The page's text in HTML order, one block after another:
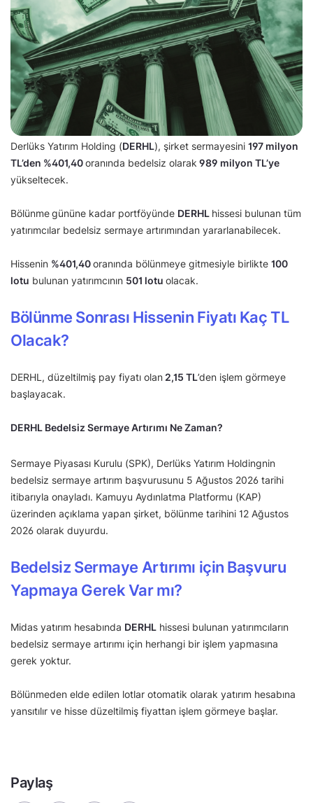
Derlüks Yatırım Holding (DERHL), şirket sermayesini 197 milyon
TL’den %401,40oranında bedelsiz olarak 989 milyon TL’ye
yükseltecek.
Bölünmegününe kadar portföyünde DERHL hissesi bulunan tüm
yatırımcılar bedelsiz sermaye artırımından yararlanabilecek.
Hissenin %401,40oranında bölünmeye gitmesiyle birlikte 100
lotu bulunan yatırımcının 501 lotu olacak.
Bölünme Sonrası Hissenin Fiyatı Kaç TL
Olacak?
DERHL, düzeltilmiş pay fiyatı olan 2,15 TL’den işlem görmeye
başlayacak.
DERHL Bedelsiz Sermaye Artırımı Ne Zaman?
Sermaye Piyasası Kurulu (SPK), Derlüks Yatırım Holdingnin
bedelsiz sermaye artırım başvurusunu 5 Ağustos 2026 tarihi
itibarıyla onayladı. Kamuyu Aydınlatma Platformu (KAP)
üzerinden açıklama yapan şirket, bölünme tarihini 12 Ağustos
2026 olarak duyurdu.
Bedelsiz Sermaye Artırımı için Başvuru
Yapmaya Gerek Var mı?
Midas yatırım hesabında DERHL hissesi bulunan yatırımcıların
bedelsiz sermaye artırımı için herhangi bir işlem yapmasına
gerek yoktur.
Bölünmeden elde edilen lotlar otomatik olarak yatırım hesabına
yansıtılır ve hisse düzeltilmiş fiyattan işlem görmeye başlar.
Paylaş